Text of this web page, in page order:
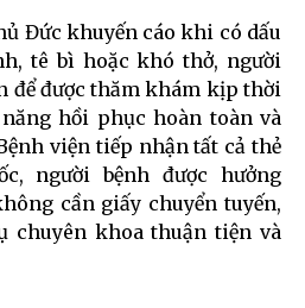
Đức khuyến cáo khi có dấu
tê bì hoặc khó thở, người
để được thăm khám kịp thời
hồi phục hoàn toàn và
viện tiếp nhận tất cả thẻ
người bệnh được hưởng
cần giấy chuyển tuyến,
chuyên khoa thuận tiện và